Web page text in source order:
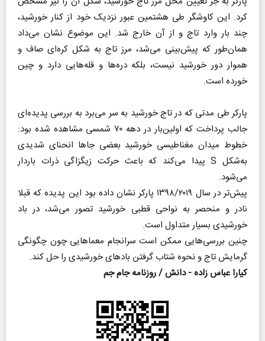
کرد. این کاوشگر طی هشتمین عبور نزدیک خود از کنار خورشید،
چند بار وارد تاج و از آن خارج شد. این موضوع نشان می‌داد
همان‌طور که پیش‌بینی می‌شد، مرز تاج به شکل کره‌ای صاف و
هموار دور خورشید نیست، بلکه دره‌ها و قله‌هایی دارد و چین
خورده است.
پارکر طی مدتی که در تاج خورشید به سر می‌برد به بررسی پدیده‌ای
جالب پرداخت که اولین‌بار در دهه ۷۰ شمسی مشاهده شده بود:
خطوط میدان مغناطیسی خورشید بعضی جاها انحنای شدیدی
به‌شکل S پیدا می‌کند که باعث حرکت زیگزاگی ذرات باردار
می‌شود.
پیش‌تر در سال ۱۳۹۸/۲۰۱۹ پارکر نشان داده بود این پدیده که قبلا
نادر و منحصر به نواحی قطبی خورشید تصور می‌شد، در باد
خورشیدی بسیار متداول است.
چنین بررسی‌هایی ممکن است سرانجام معماهایی چون چگونگی
گرمایش تاج و نحوه شتاب گرفتن بادهای خورشیدی را حل کند.
کیارا عباس زاده - دانش / روزنامه جام جم